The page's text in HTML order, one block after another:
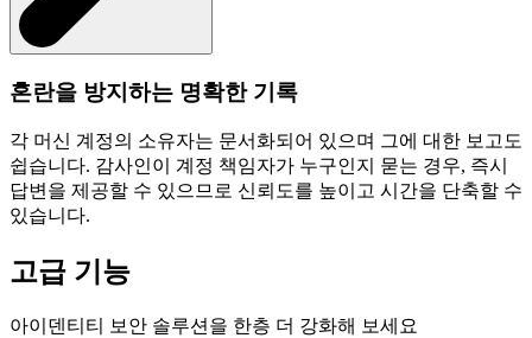
혼란을 방지하는 명확한 기록
각 머신 계정의 소유자는 문서화되어 있으며 그에 대한 보고도
쉽습니다. 감사인이 계정 책임자가 누구인지 묻는 경우, 즉시
답변을 제공할 수 있으므로 신뢰도를 높이고 시간을 단축할 수
있습니다.
고급 기능
아이덴티티 보안 솔루션을 한층 더 강화해 보세요